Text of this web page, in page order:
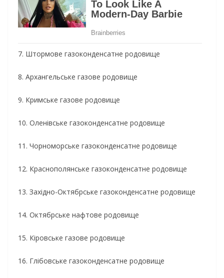
7. Штормове газоконденсатне родовище
8. Архангельське газове родовище
9. Кримське газове родовище
10. Оленівське газоконденсатне родовище
11. Чорноморське газоконденсатне родовище
12. Краснополянське газоконденсатне родовище
13. Західно-Октябрське газоконденсатне родовище
14. Октябрське нафтове родовище
15. Кіровське газове родовище
16. Глібовське газоконденсатне родовище